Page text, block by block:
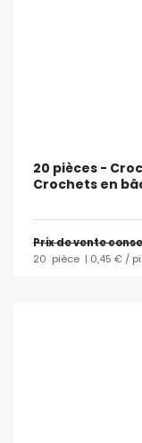
20 pièces -
Crochets en
Prix ​​de vente
20 pièce | 0,45 € /